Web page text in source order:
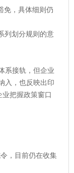
免，具体细则仍
列划分规则的意
系接轨，但企业
入，也反映出印
把握政策窗口
，目前仍在收集